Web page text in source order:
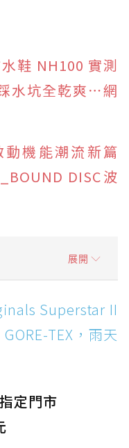
鞋 NH100 實測
水坑全乾爽⋯網
動機能潮流新篇
DISC波
展開
Superstar II
TEX，雨天街
Hierro v9 GORE-
GORE-TEX：
，雨天穿搭帥度不
Superstar II
TEX，雨天
定門市